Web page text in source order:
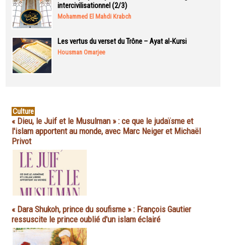
intercivilisationnel (2/3)
Mohammed El Mahdi Krabch
Les vertus du verset du Trône – Ayat al-Kursi
Housman Omarjee
Culture
« Dieu, le Juif et le Musulman » : ce que le judaïsme et
l'islam apportent au monde, avec Marc Neiger et Michaël
Privot
« Dara Shukoh, prince du soufisme » : François Gautier
ressuscite le prince oublié d'un islam éclairé